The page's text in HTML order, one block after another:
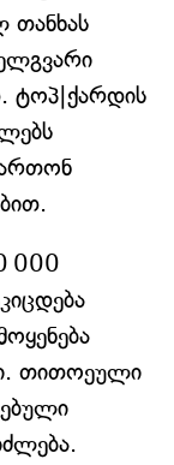
თანხას
ტოპ|ქარდის
000
თითოეული